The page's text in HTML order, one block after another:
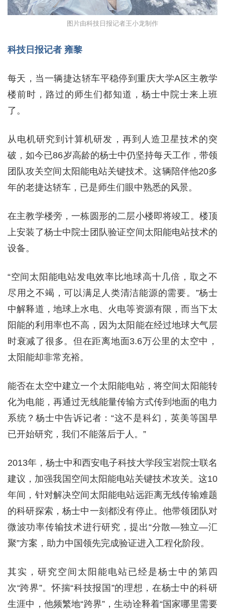
图片由科技日报记者王小龙制作
科技日报记者 雍黎
每天，当一辆捷达轿车平稳停到重庆大学A区主教学
楼前时，路过的师生们都知道，杨士中院士来上班
了。
从电机研究到计算机研发，再到人造卫星技术的突
破，如今已86岁高龄的杨士中仍坚持每天工作，带领
团队攻关空间太阳能电站关键技术。这辆陪伴他20多
年的老捷达轿车，已是师生们眼中熟悉的风景。
在主教学楼旁，一栋圆形的二层小楼即将竣工。楼顶
上安装了杨士中院士团队验证空间太阳能电站技术的
设备。
“空间太阳能电站发电效率比地球高十几倍，取之不
尽用之不竭，可以满足人类清洁能源的需要。”杨士
中解释道，地球上水电、火电等资源有限，而当下太
阳能的利用率也不高，因为太阳能在经过地球大气层
时衰减了很多。但在距离地面3.6万公里的太空中，
太阳能却非常充裕。
能否在太空中建立一个太阳能电站，将空间太阳能转
化为电能，再通过无线能量传输方式传到地面的电力
系统？杨士中告诉记者：“这不是科幻，英美等国早
已开始研究，我们不能落后于人。”
2013年，杨士中和西安电子科技大学段宝岩院士联名
建议，加强我国空间太阳能电站关键技术攻关。这10
年间，针对解决空间太阳能电站远距离无线传输难题
的科研探索，杨士中一刻都没有停止。他带领团队对
微波功率传输技术进行研究，提出“分散—独立—汇
聚”方案，助力中国领先完成验证进入工程化阶段。
其实，研究空间太阳能电站已经是杨士中的第四
次“跨界”。怀揣“科技报国”的理想，在杨士中的科研
生涯中，他频繁地“跨界”，生动诠释着“国家哪里需要